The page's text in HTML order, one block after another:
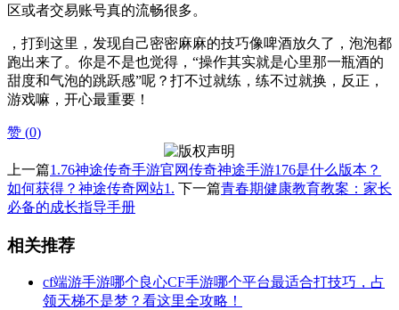
区或者交易账号真的流畅很多。
，打到这里，发现自己密密麻麻的技巧像啤酒放久了，泡泡都
跑出来了。你是不是也觉得，“操作其实就是心里那一瓶酒的
甜度和气泡的跳跃感”呢？打不过就练，练不过就换，反正，
游戏嘛，开心最重要！
赞 (0)
上一篇1.76神途传奇手游官网传奇神途手游176是什么版本？
如何获得？神途传奇网站1. 下一篇青春期健康教育教案：家长
必备的成长指导手册
相关推荐
cf端游手游哪个良心CF手游哪个平台最适合打技巧，占
领天梯不是梦？看这里全攻略！